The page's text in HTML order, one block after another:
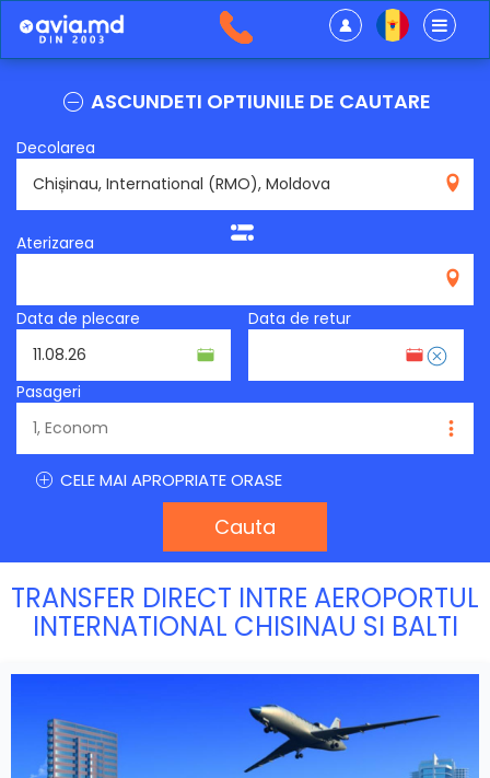
ASCUNDETI OPTIUNILE DE CAUTARE
Decolarea
Aterizarea
Data de plecare Data de retur
Pasageri
CELE MAI APROPRIATE ORASE
Cauta
TRANSFER DIRECT INTRE AEROPORTUL
INTERNATIONAL CHISINAU SI BALTI